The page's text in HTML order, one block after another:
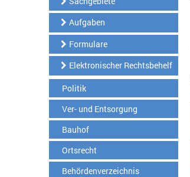
Aufgaben
Formulare
Elektronischer Rechtsbehelf
Politik
Ver- und Entsorgung
Bauhof
Ortsrecht
Behördenverzeichnis